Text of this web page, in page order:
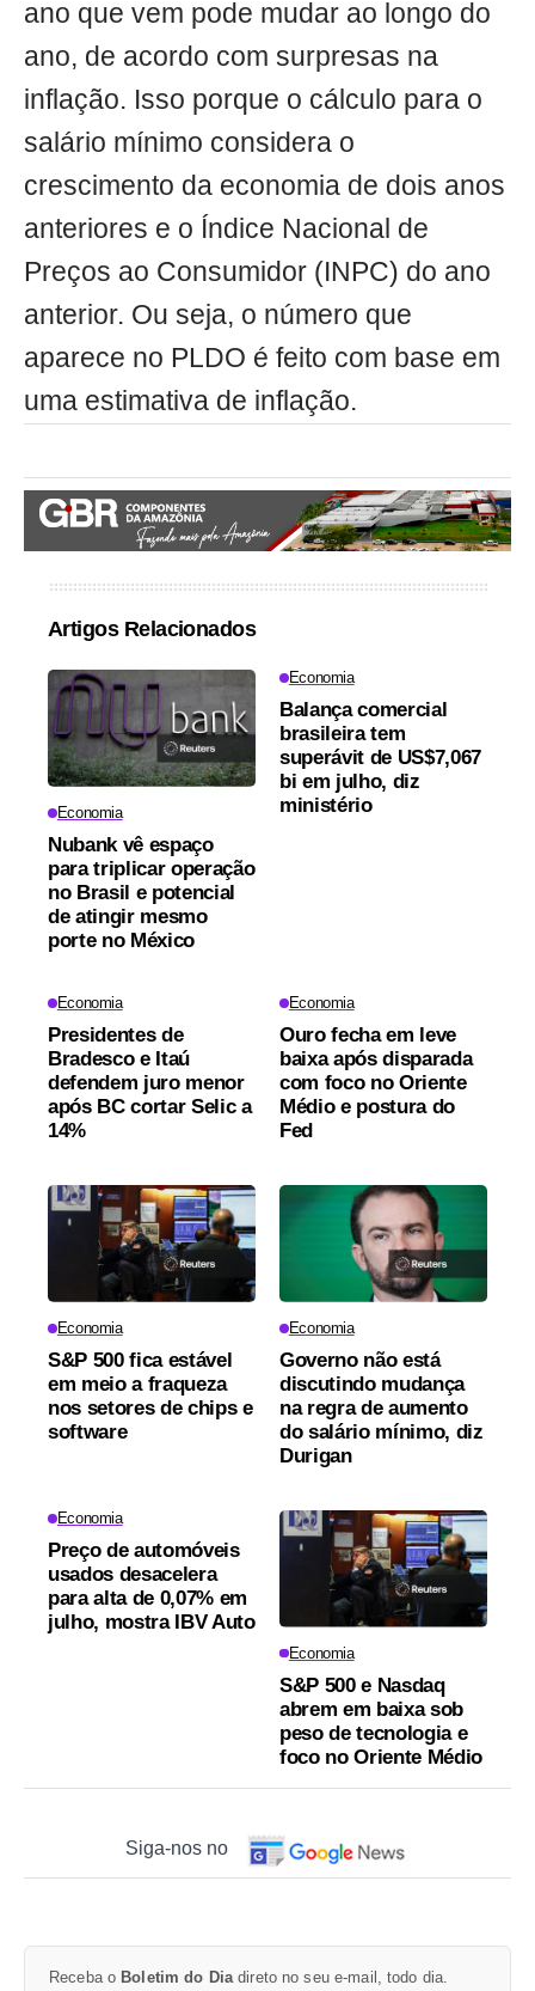
ano que vem pode mudar ao longo do
ano, de acordo com surpresas na
inflação. Isso porque o cálculo para o
salário mínimo considera o
crescimento da economia de dois anos
anteriores e o Índice Nacional de
Preços ao Consumidor (INPC) do ano
anterior. Ou seja, o número que
aparece no PLDO é feito com base em
uma estimativa de inflação.
Artigos Relacionados
Economia
Nubank vê espaço
para triplicar operação
no Brasil e potencial
de atingir mesmo
porte no México
Economia
Balança comercial
brasileira tem
superávit de US$7,067
bi em julho, diz
ministério
Economia
Presidentes de
Bradesco e Itaú
defendem juro menor
após BC cortar Selic a
14%
Economia
Ouro fecha em leve
baixa após disparada
com foco no Oriente
Médio e postura do
Fed
Economia
S&P 500 fica estável
em meio a fraqueza
nos setores de chips e
software
Economia
Governo não está
discutindo mudança
na regra de aumento
do salário mínimo, diz
Durigan
Economia
Preço de automóveis
usados desacelera
para alta de 0,07% em
julho, mostra IBV Auto
Economia
S&P 500 e Nasdaq
abrem em baixa sob
peso de tecnologia e
foco no Oriente Médio
Siga-nos no
Receba o Boletim do Diadireto no seu e-mail, todo dia.